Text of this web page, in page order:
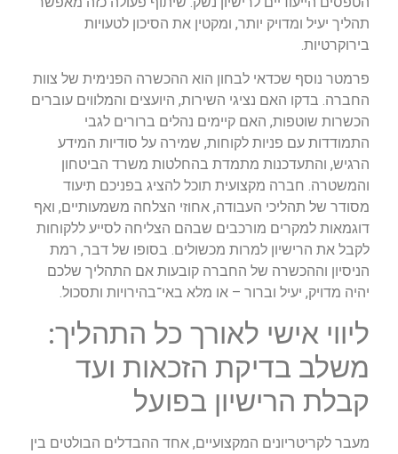
תהליך יעיל ומדויק יותר, ומקטין את הסיכון לטעויות
בירוקרטיות.
פרמטר נוסף שכדאי לבחון הוא ההכשרה הפנימית של צוות
החברה. בדקו האם נציגי השירות, היועצים והמלווים עוברים
הכשרות שוטפות, האם קיימים נהלים ברורים לגבי
התמודדות עם פניות לקוחות, שמירה על סודיות המידע
הרגיש, והתעדכנות מתמדת בהחלטות משרד הביטחון
והמשטרה. חברה מקצועית תוכל להציג בפניכם תיעוד
מסודר של תהליכי העבודה, אחוזי הצלחה משמעותיים, ואף
דוגמאות למקרים מורכבים שבהם הצליחה לסייע ללקוחות
לקבל את הרישיון למרות מכשולים. בסופו של דבר, רמת
הניסיון וההכשרה של החברה קובעות אם התהליך שלכם
יהיה מדויק, יעיל וברור – או מלא באי־בהירויות ותסכול.
ליווי אישי לאורך כל התהליך:
משלב בדיקת הזכאות ועד
קבלת הרישיון בפועל
מעבר לקריטריונים המקצועיים, אחד ההבדלים הבולטים בין